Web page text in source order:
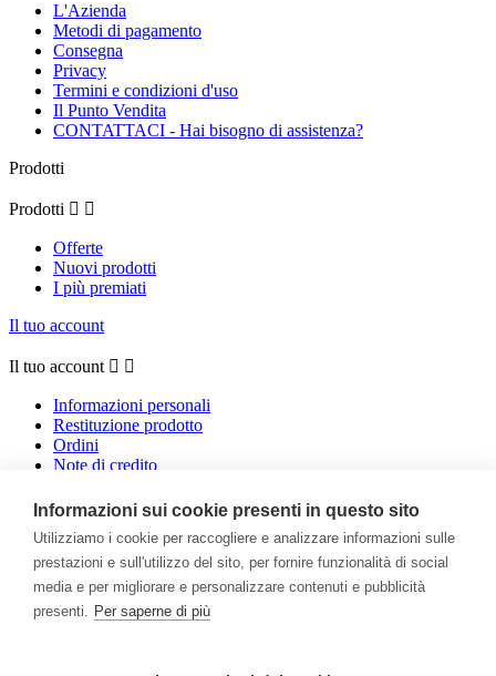
L'Azienda
Metodi di pagamento
Consegna
Privacy
Termini e condizioni d'uso
Il Punto Vendita
CONTATTACI - Hai bisogno di assistenza?
Prodotti
Prodotti  
Offerte
Nuovi prodotti
I più premiati
Il tuo account
Il tuo account  
Informazioni personali
Restituzione prodotto
Ordini
Note di credito
Buoni
Facebook
Instagram
Ricevi le nostre novità e le offerte speciali
Informazioni sui cookie presenti in questo sito
Utilizziamo i cookie per raccogliere e analizzare informazioni sulle
prestazioni e sull'utilizzo del sito, per fornire funzionalità di social
media e per migliorare e personalizzare contenuti e pubblicità
presenti. Per saperne di più